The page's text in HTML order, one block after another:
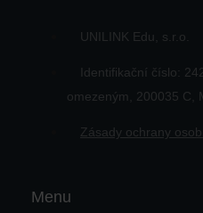
UNILINK Edu, s.r.o.
Identifikační číslo:
omezeným, 200035 C,
Zásady ochrany
Menu